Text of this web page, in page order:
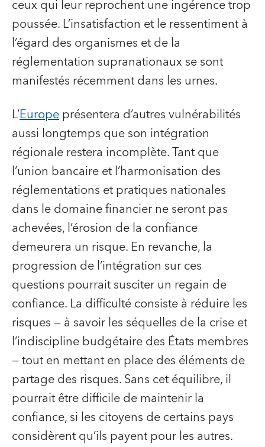
ceux qui leur reprochent une ingérence trop
poussée. L’insatisfaction et le ressentiment à
l’égard des organismes et de la
réglementation supranationaux se sont
manifestés récemment dans les urnes.
L’Europeprésentera d’autres vulnérabilités
aussi longtemps que son intégration
régionale restera incomplète. Tant que
l’union bancaire et l’harmonisation des
réglementations et pratiques nationales
dans le domaine financier ne seront pas
achevées, l’érosion de la confiance
demeurera un risque. En revanche, la
progression de l’intégration sur ces
questions pourrait susciter un regain de
confiance. La difficulté consiste à réduire les
risques — à savoir les séquelles de la crise et
l’indiscipline budgétaire des États membres
— tout en mettant en place des éléments de
partage des risques. Sans cet équilibre, il
pourrait être difficile de maintenir la
confiance, si les citoyens de certains pays
considèrent qu’ils payent pour les autres.